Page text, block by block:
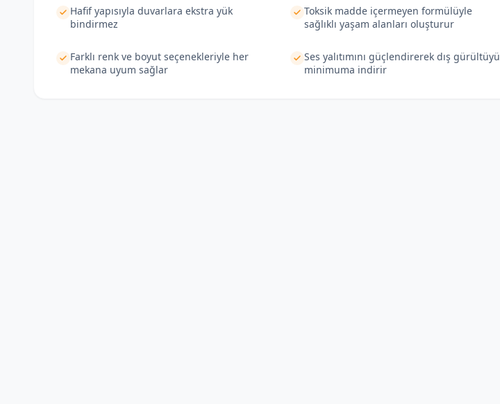
Hafif yapısıyla duvarlara ekstra yük
bindirmez
Toksik madde içermeyen formülüyle
sağlıklı yaşam alanları oluşturur
Farklı renk ve boyut seçenekleriyle her
mekana uyum sağlar
Ses yalıtımını güçlendirerek dış gürültüyü
minimuma indirir